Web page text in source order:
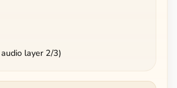
layer 2/3)